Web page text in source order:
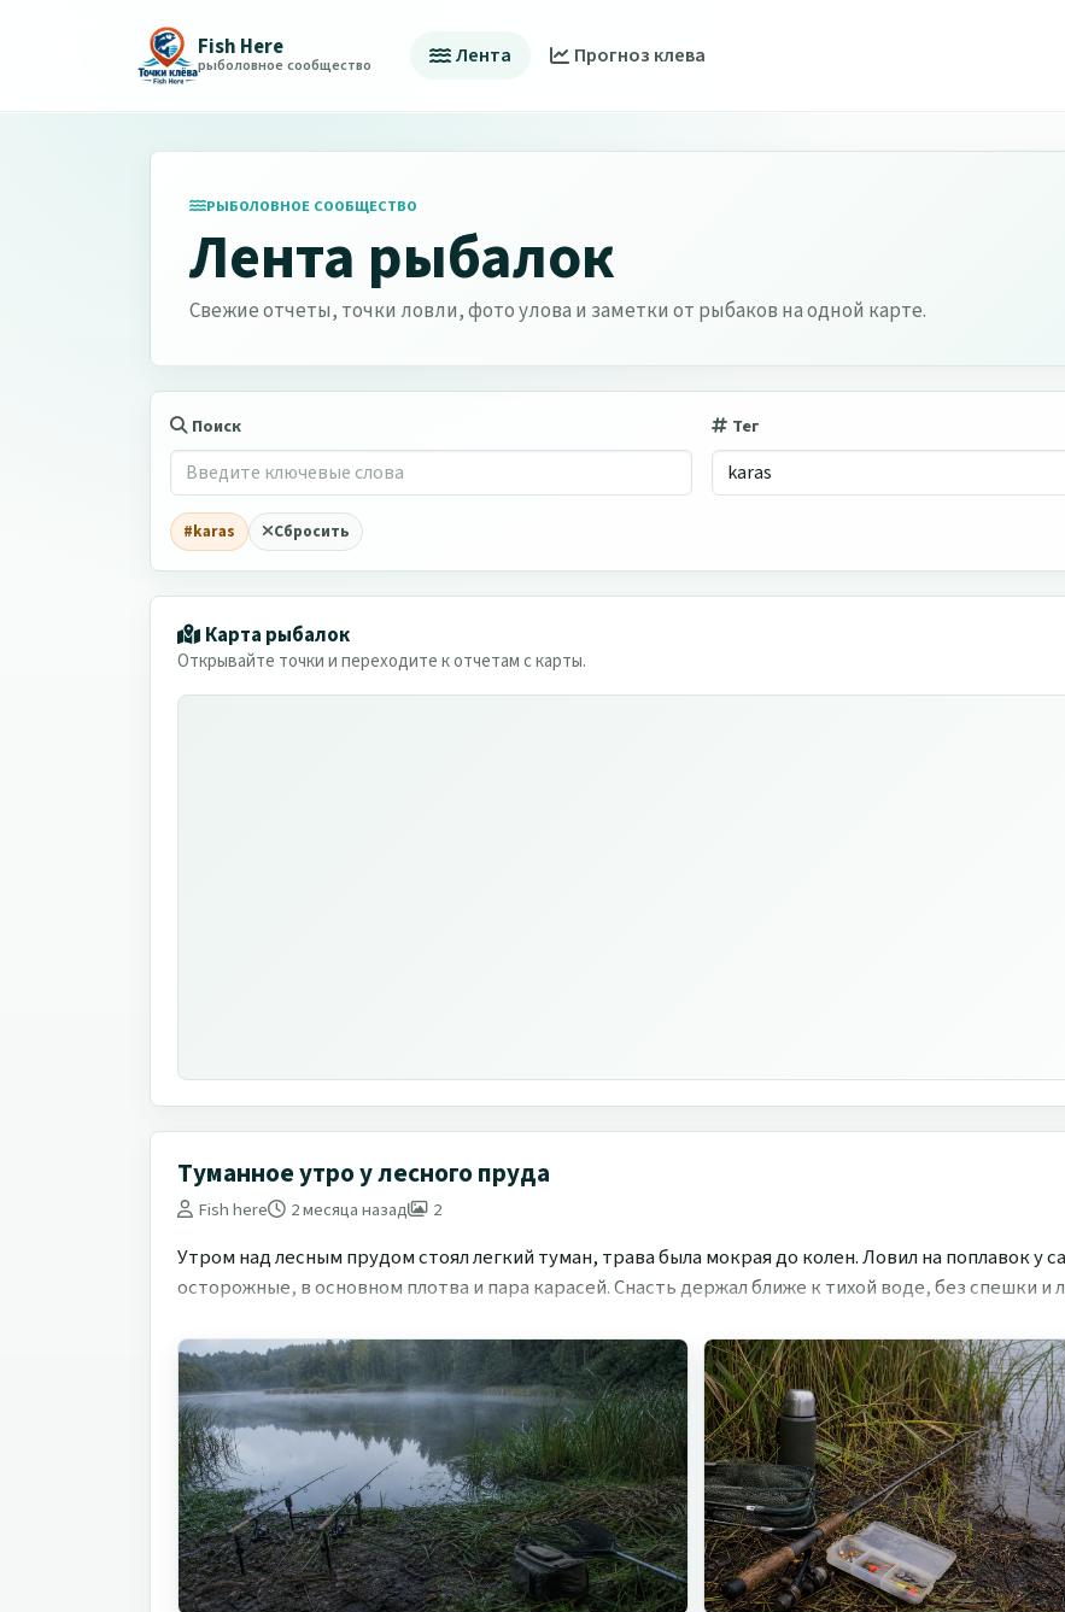
Fish Here
рыболовное сообщество Лента Прогноз клева
РЫБОЛОВНОЕ СООБЩЕСТВО
Лента рыбалок
Свежие отчеты, точки ловли, фото улова и заметки от рыбаков на одной карте.
Поиск Тег
#karas Сбросить
Карта рыбалок
Открывайте точки и переходите к отчетам с карты.
Туманное утро у лесного пруда
Fish here 2 месяца назад 2
Утром над лесным прудом стоял легкий туман, трава была мокрая до колен. Ловил на поплавок у
осторожные, в основном плотва и пара карасей. Снасть держал ближе к тихой воде, без спешки и